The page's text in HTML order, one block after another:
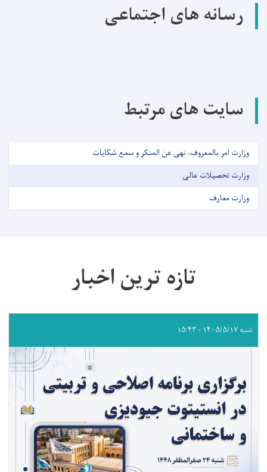
رسانه های اجتماعی
سایت های مرتبط
وزارت امر بالمعروف، نهی عن المنکر و سمع شکایات
وزارت تحصیلات عالی
وزارت معارف
تازه ترین اخبار
شنبه ۱۴۰۵/۵/۱۷ - ۱۵:۴۳